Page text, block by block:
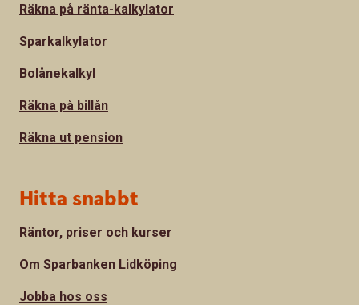
Räkna på ränta-kalkylator
Sparkalkylator
Bolånekalkyl
Räkna på billån
Räkna ut pension
Hitta snabbt
Räntor, priser och kurser
Om Sparbanken Lidköping
Jobba hos oss